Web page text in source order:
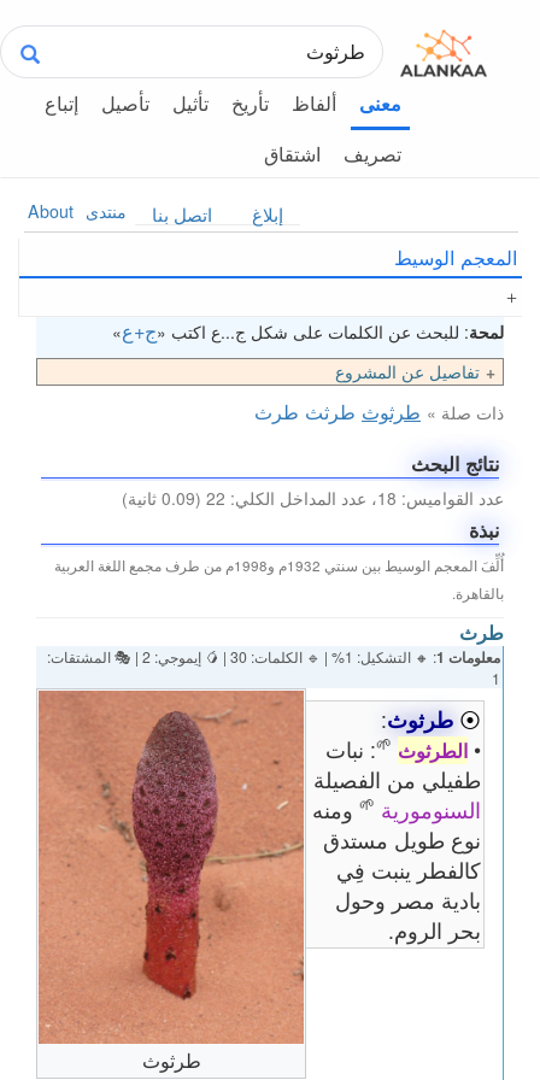
معنى ألفاظ تأريخ تأثيل تأصيل
إتباع
تصريف
اشتقاق
About منتدى اتصل بنا إبلاغ
المعجم الوسيط
لمحة: للبحث عن الكلمات على شكل ج...ع اكتب «ج+ع»
تفاصيل عن المشروع
ذات صلة » طرثوث طرثث طرث
نتائج البحث
عدد القواميس: 18، عدد المداخل الكلي: 22 (0.09 ثانية)
نبذة
أُلِّفَ المعجم الوسيط بين سنتي 1932م و1998م من طرف مجمع اللغة العربية
بالقاهرة.
طرث
معلومات 1
: 🔸 التشكيل: 1% | 🔹 الكلمات: 30 | 🥭 إيموجي: 2 | 🎭 المشتقات:
1
طرثوث
⦿ طرثوث:
• الطرثوث 🌱: نبات
طفيلي من الفصيلة
السنومورية 🌱ومنه
نوع طويل مستدق
كالفطر ينبت فِي
بادية مصر وحول
بحر الروم.